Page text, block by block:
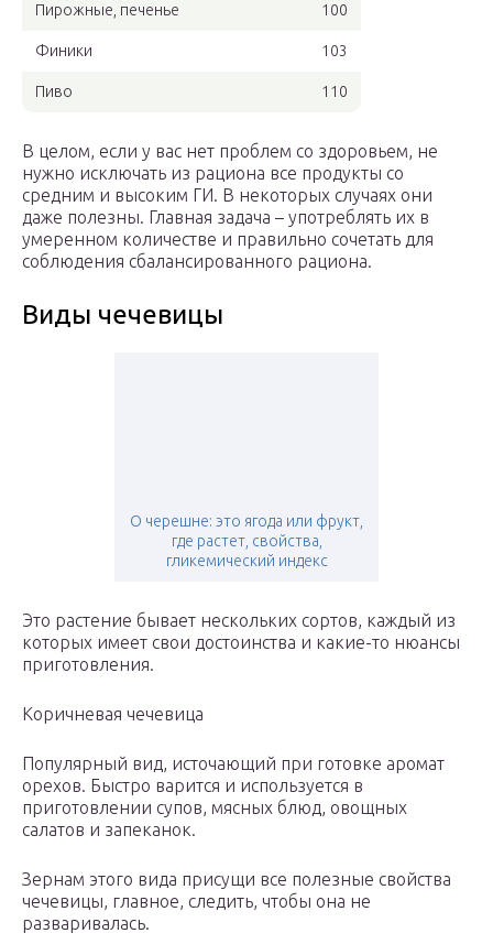
Пирожные, печенье 100
Финики 103
Пиво 110
В целом, если у вас нет проблем со здоровьем, не
нужно исключать из рациона все продукты со
средним и высоким ГИ. В некоторых случаях они
даже полезны. Главная задача – употреблять их в
умеренном количестве и правильно сочетать для
соблюдения сбалансированного рациона.
Виды чечевицы
О черешне: это ягода или фрукт,
где растет, свойства,
гликемический индекс
Это растение бывает нескольких сортов, каждый из
которых имеет свои достоинства и какие-то нюансы
приготовления.
Коричневая чечевица
Популярный вид, источающий при готовке аромат
орехов. Быстро варится и используется в
приготовлении супов, мясных блюд, овощных
салатов и запеканок.
Зернам этого вида присущи все полезные свойства
чечевицы, главное, следить, чтобы она не
разваривалась.